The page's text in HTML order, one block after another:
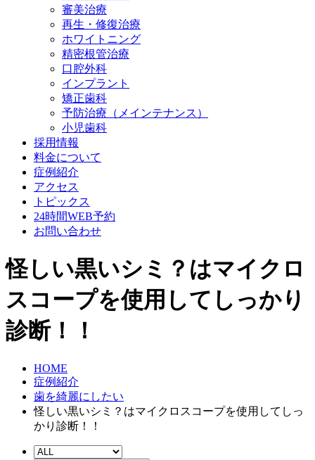
審美治療
再生・修復治療
ホワイトニング
精密根管治療
口腔外科
インプラント
矯正歯科
予防治療（メインテナンス）
小児歯科
採用情報
料金について
症例紹介
アクセス
トピックス
24時間WEB予約
お問い合わせ
怪しい黒いシミ？はマイクロ
スコープを使用してしっかり
診断！！
HOME
症例紹介
歯を綺麗にしたい
怪しい黒いシミ？はマイクロスコープを使用してしっ
かり診断！！